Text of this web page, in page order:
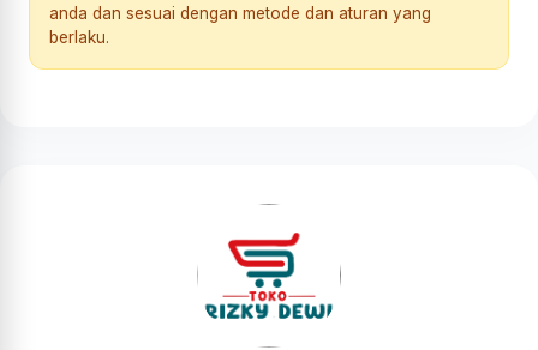
anda dan sesuai dengan metode dan aturan yang
berlaku.